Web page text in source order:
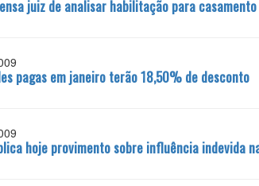
juiz de analisar habilitação para
pagas em janeiro terão 18,50% de desconto
hoje provimento sobre influência indevida